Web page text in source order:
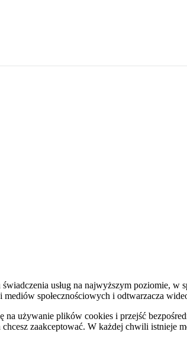
usług na najwyższym poziomie,
społecznościowych i odtwarzacza
na używanie plików cookies i przejść
zaakceptować. W każdej chwili